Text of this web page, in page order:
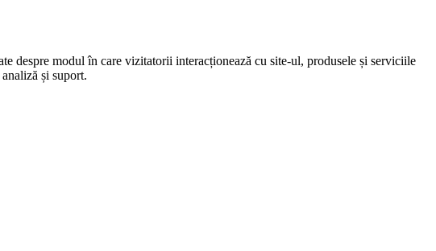
despre modul în care vizitatorii interacționează cu site-ul, produsele și serviciile
și suport.